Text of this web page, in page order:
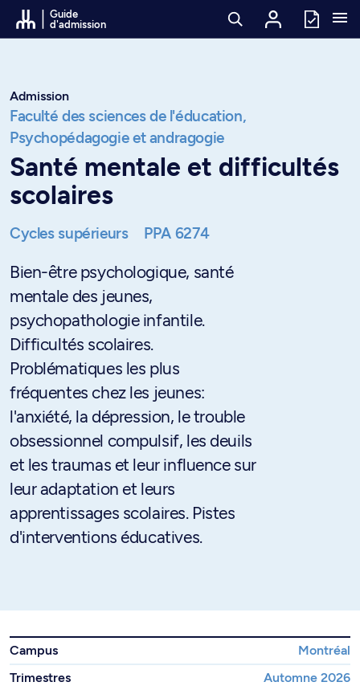
Passer au contenu
Guide
d'admission
Admission
Faculté des sciences de l'éducation,
Psychopédagogie et andragogie
Santé mentale et difficultés
scolaires
Cycles supérieurs PPA 6274
Bien-être psychologique, santé
mentale des jeunes,
psychopathologie infantile.
Difficultés scolaires.
Problématiques les plus
fréquentes chez les jeunes:
l'anxiété, la dépression, le trouble
obsessionnel compulsif, les deuils
et les traumas et leur influence sur
leur adaptation et leurs
apprentissages scolaires. Pistes
d'interventions éducatives.
Campus
Montréal
Trimestres
Automne 2026